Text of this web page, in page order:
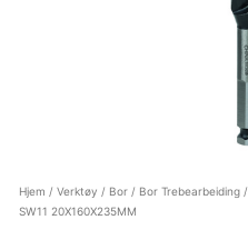
Hjem / Verktøy / Bor/ Bor Trebearbeiding/
SW11 20X160X235MM